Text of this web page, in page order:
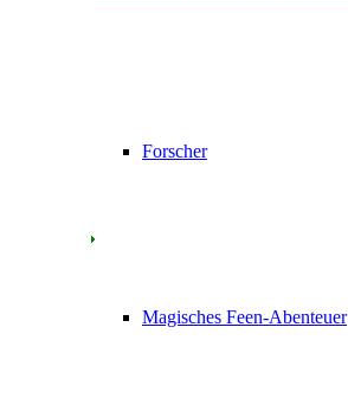
Forscher
Magisches Feen-Abenteuer